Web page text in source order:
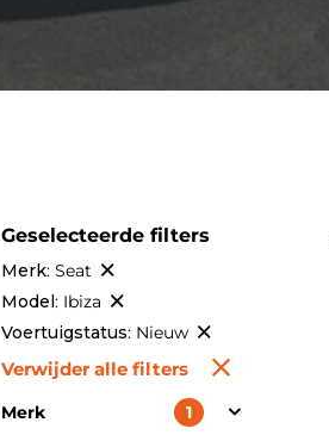
Geselecteerde filters
Merk: Seat
Model: Ibiza
Voertuigstatus: Nieuw
Verwijder alle filters
Merk 1